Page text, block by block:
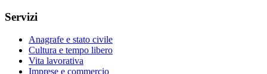
Servizi
Anagrafe e stato civile
Cultura e tempo libero
Vita lavorativa
Imprese e commercio